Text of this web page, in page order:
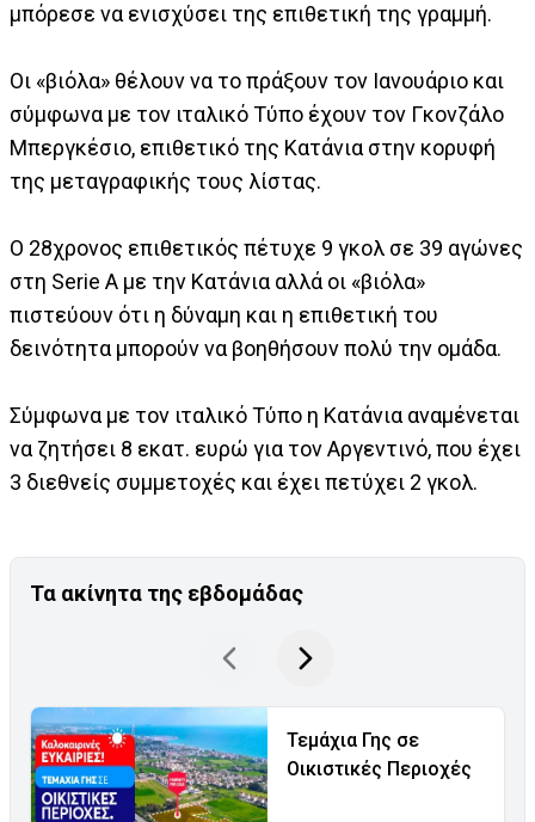
μπόρεσε να ενισχύσει της επιθετική της γραμμή.
Οι «βιόλα» θέλουν να το πράξουν τον Ιανουάριο και
σύμφωνα με τον ιταλικό Τύπο έχουν τον Γκονζάλο
Μπεργκέσιο, επιθετικό της Κατάνια στην κορυφή
της μεταγραφικής τους λίστας.
Ο 28χρονος επιθετικός πέτυχε 9 γκολ σε 39 αγώνες
στη Serie A με την Κατάνια αλλά οι «βιόλα»
πιστεύουν ότι η δύναμη και η επιθετική του
δεινότητα μπορούν να βοηθήσουν πολύ την ομάδα.
Σύμφωνα με τον ιταλικό Τύπο η Κατάνια αναμένεται
να ζητήσει 8 εκατ. ευρώ για τον Αργεντινό, που έχει
3 διεθνείς συμμετοχές και έχει πετύχει 2 γκολ.
Τα ακίνητα της εβδομάδας
Τεμάχια Γης σε
Οικιστικές Περιοχές